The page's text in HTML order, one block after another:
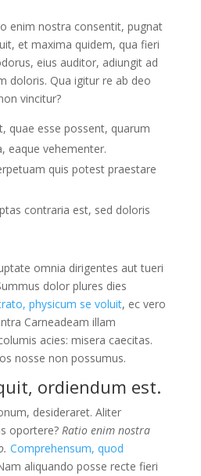
enim nostra consentit, pugnat
et maxima quidem, qua fieri
eius auditor, adiungit ad
doloris. Qua igitur re ab deo
vincitur?
quae esse possent, quarum
eaque vehementer.
quis potest praestare
contraria est, sed doloris
omnia dirigentes aut tueri
dolor plures dies
physicum se voluit, ec vero
Carneadeam illam
acies: misera caecitas.
nosse non possumus.
ordiendum est.
desideraret. Aliter
oportere? Ratio enim nostra
Comprehensum, quod
aliquando posse recte fieri